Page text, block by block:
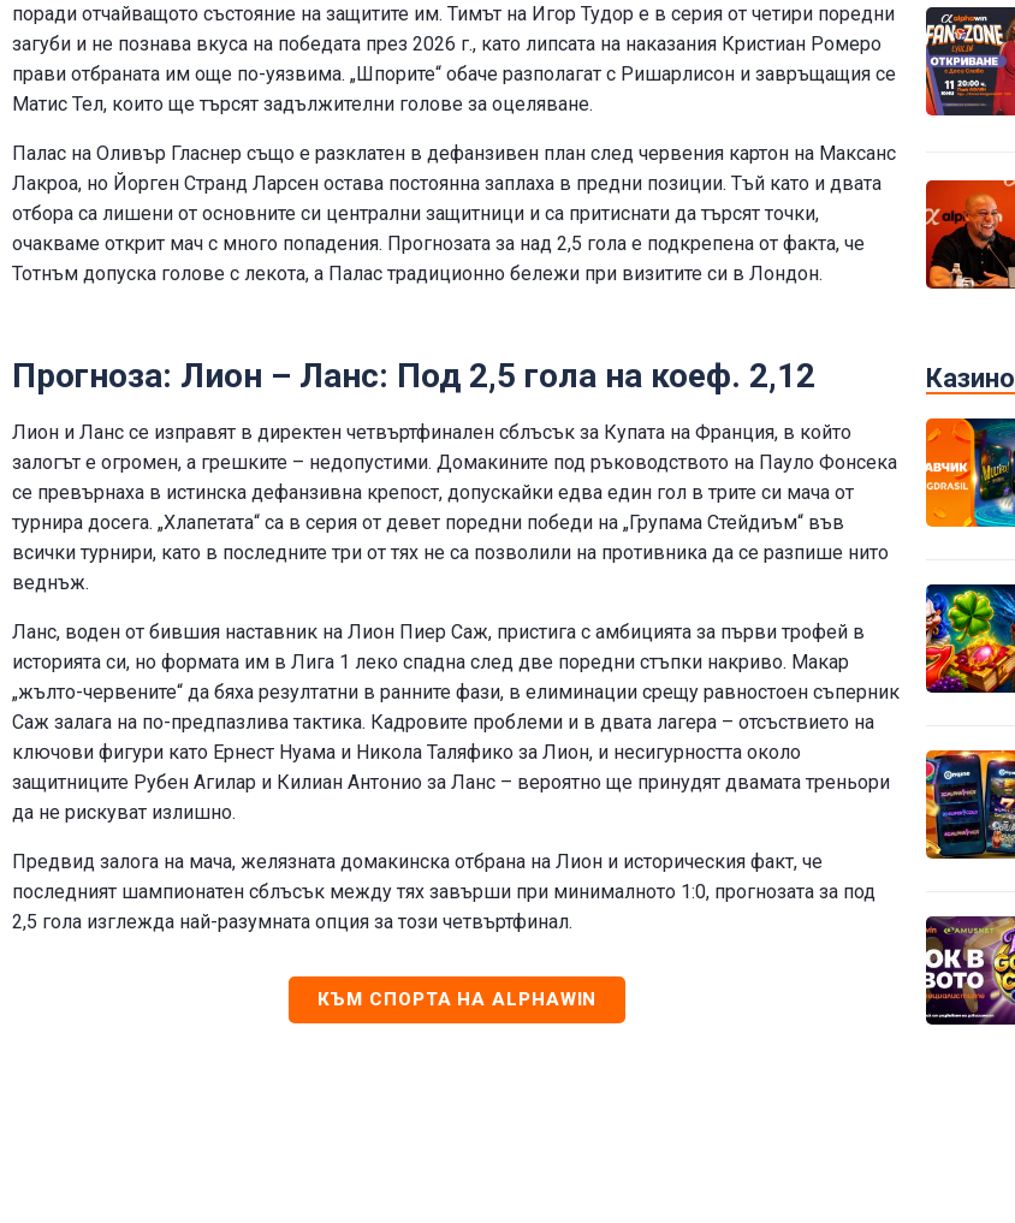
поради отчайващото състояние на защитите им. Тимът на Игор Тудор е в серия от четири поредни
загуби и не познава вкуса на победата през 2026 г., като липсата на наказания Кристиан Ромеро
прави отбраната им още по-уязвима. „Шпорите“ обаче разполагат с Ришарлисон и завръщащия се
Матис Тел, които ще търсят задължителни голове за оцеляване.
Палас на Оливър Гласнер също е разклатен в дефанзивен план след червения картон на Максанс
Лакроа, но Йорген Странд Ларсен остава постоянна заплаха в предни позиции. Тъй като и двата
отбора са лишени от основните си централни защитници и са притиснати да търсят точки,
очакваме открит мач с много попадения. Прогнозата за над 2,5 гола е подкрепена от факта, че
Тотнъм допуска голове с лекота, а Палас традиционно бележи при визитите си в Лондон.
Прогноза: Лион – Ланс: Под 2,5 гола на коеф. 2,12
Лион и Ланс се изправят в директен четвъртфинален сблъсък за Купата на Франция, в който
залогът е огромен, а грешките – недопустими. Домакините под ръководството на Пауло Фонсека
се превърнаха в истинска дефанзивна крепост, допускайки едва един гол в трите си мача от
турнира досега. „Хлапетата“ са в серия от девет поредни победи на „Групама Стейдиъм“ във
всички турнири, като в последните три от тях не са позволили на противника да се разпише нито
веднъж.
Ланс, воден от бившия наставник на Лион Пиер Саж, пристига с амбицията за първи трофей в
историята си, но формата им в Лига 1 леко спадна след две поредни стъпки накриво. Макар
„жълто-червените“ да бяха резултатни в ранните фази, в елиминации срещу равностоен съперник
Саж залага на по-предпазлива тактика. Кадровите проблеми и в двата лагера – отсъствието на
ключови фигури като Ернест Нуама и Никола Таляфико за Лион, и несигурността около
защитниците Рубен Агилар и Килиан Антонио за Ланс – вероятно ще принудят двамата треньори
да не рискуват излишно.
Предвид залога на мача, желязната домакинска отбрана на Лион и историческия факт, че
последният шампионатен сблъсък между тях завърши при минималното 1:0, прогнозата за под
2,5 гола изглежда най-разумната опция за този четвъртфинал.
КЪМ СПОРТА НА ALPHAWIN
Казино